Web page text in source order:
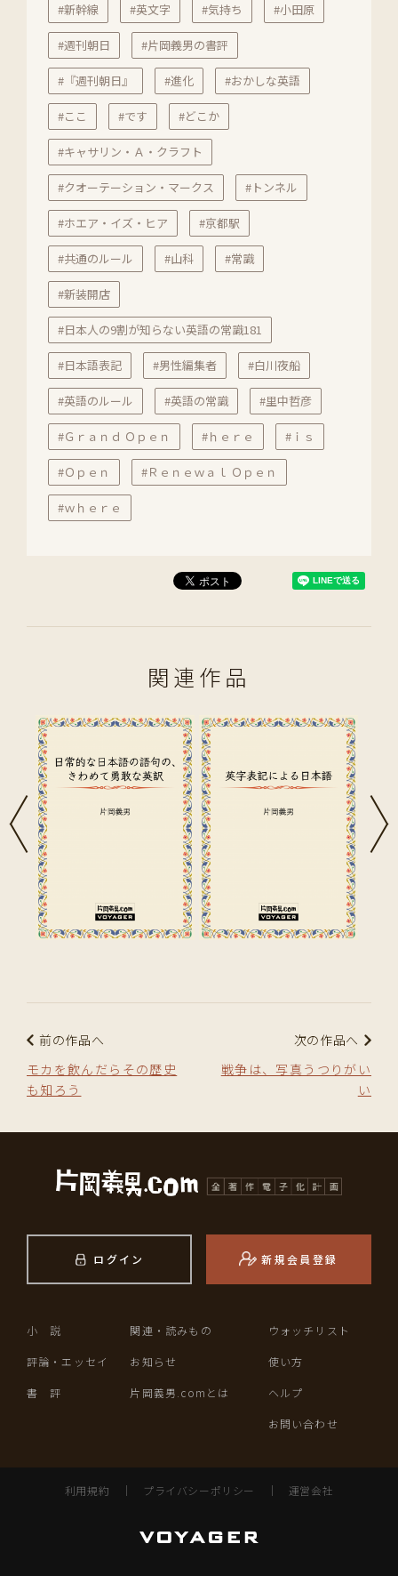
#新幹線 #英文字 #気持ち #小田原
#週刊朝日 #片岡義男の書評
#『週刊朝日』 #進化 #おかしな英語
#ここ #です #どこか
#キャサリン・Ａ・クラフト
#クオーテーション・マークス #トンネル
#ホエア・イズ・ヒア #京都駅
#共通のルール #山科 #常識
#新装開店
#日本人の9割が知らない英語の常識181
#日本語表記 #男性編集者 #白川夜船
#英語のルール #英語の常識 #里中哲彦
#Ｇｒａｎｄ Ｏｐｅｎ #ｈｅｒｅ #ｉｓ
#Ｏｐｅｎ #Ｒｅｎｅｗａｌ Ｏｐｅｎ
#ｗｈｅｒｅ
関連作品
前の作品へ
モカを飲んだらその歴史
も知ろう
次の作品へ
戦争は、写真うつりがい
い
ログイン 新規会員登録
小 説
評論・エッセイ
書 評
関連・読みもの
お知らせ
片岡義男.comとは
ウォッチリスト
使い方
ヘルプ
お問い合わせ
利用規約 ｜ プライバシーポリシー ｜ 運営会社